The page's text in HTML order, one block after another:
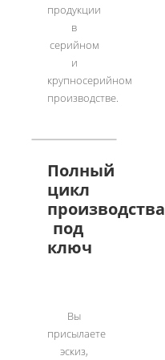
продукции
в
серийном
и
крупносерийном
производстве.
Полный
цикл
производства
под
ключ
Вы
присылаете
эскиз,